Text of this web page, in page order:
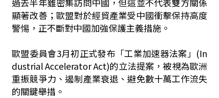
顯著改善；歐盟對於經貿產業受中國衝擊保持高度
警惕，正不斷對中國加強保護主義措施。
歐盟委員會3月初正式發布「工業加速器法案」(In
dustrial Accelerator Act)的立法提案，被視為歐洲
重振競爭力、遏制產業衰退、避免數十萬工作流失
的關鍵舉措。